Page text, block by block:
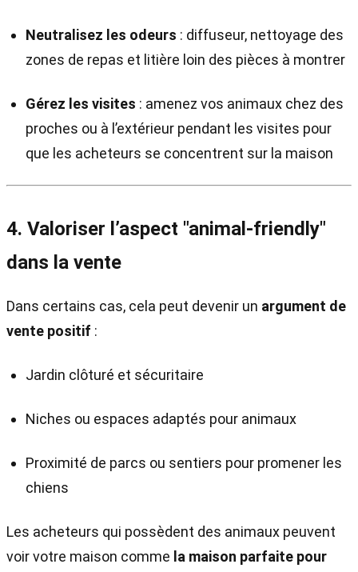
Neutralisez les odeurs : diffuseur, nettoyage des
zones de repas et litière loin des pièces à montrer
Gérez les visites : amenez vos animaux chez des
proches ou à l’extérieur pendant les visites pour
que les acheteurs se concentrent sur la maison
4. Valoriser l’aspect "animal-friendly"
dans la vente
Dans certains cas, cela peut devenir un argument de
vente positif :
Jardin clôturé et sécuritaire
Niches ou espaces adaptés pour animaux
Proximité de parcs ou sentiers pour promener les
chiens
Les acheteurs qui possèdent des animaux peuvent
voir votre maison comme la maison parfaite pour